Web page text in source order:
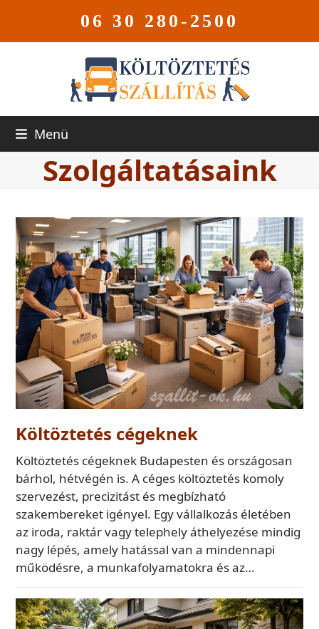
06 30 280-2500
Menü
Szolgáltatásaink
Költöztetés cégeknek
Költöztetés cégeknek Budapesten és országosan
bárhol, hétvégén is. A céges költöztetés komoly
szervezést, precizitást és megbízható
szakembereket igényel. Egy vállalkozás életében
az iroda, raktár vagy telephely áthelyezése mindig
nagy lépés, amely hatással van a mindennapi
működésre, a munkafolyamatokra és az…